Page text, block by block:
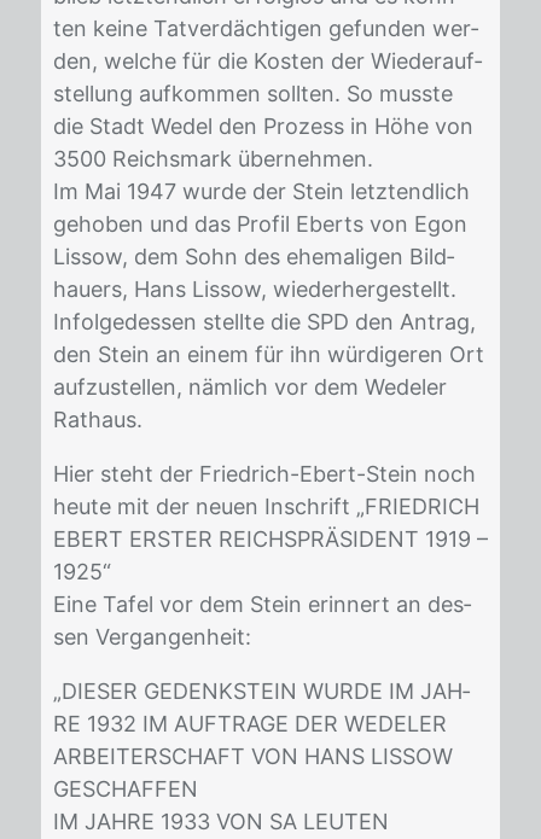
ten kei­ne Tat­ver­däch­ti­gen ge­fun­den wer­
den, wel­che für die Kos­ten der Wie­der­auf­
stel­lung auf­kom­men soll­ten. So muss­te
die Stadt We­del den Pro­zess in Höhe von
3500 Reichs­mark über­neh­men.
Im Mai 1947 wur­de der Stein letzt­end­lich
ge­ho­ben und das Pro­fil Eberts von Egon
Lis­sow, dem Sohn des ehe­ma­li­gen Bild­
hau­ers, Hans Lis­sow, wie­der­her­ge­stellt.
In­fol­ge­des­sen stell­te die SPD den An­trag,
den Stein an ei­nem für ihn wür­di­ge­ren Ort
auf­zu­stel­len, näm­lich vor dem We­de­ler
Rat­haus.
Hier steht der Fried­rich-Ebert-Stein noch
heu­te mit der neu­en In­schrift „FRIED­RICH
EBERT ERS­TER REICHSPRÄSI­DENT 1919 –
1925“
Eine Ta­fel vor dem Stein er­in­nert an des­
sen Ver­gan­gen­heit:
„DIE­SER GE­DENK­STEIN WUR­DE IM JAH­
RE 1932 IM AUF­TRA­GE DER WE­DE­LER
AR­BEI­TER­SCHAFT VON HANS LIS­SOW
GE­SCHAF­FEN
IM JAH­RE 1933 VON SA LEU­TEN